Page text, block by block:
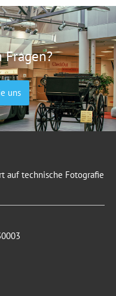
Fragen?
uns
auf technische Fotografie